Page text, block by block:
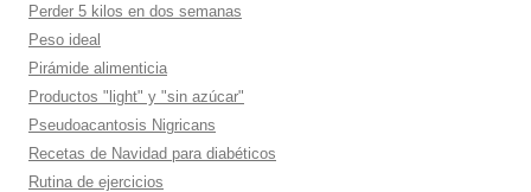
Perder 5 kilos en dos semanas
Peso ideal
Pirámide alimenticia
Productos "light" y "sin azúcar"
Pseudoacantosis Nigricans
Recetas de Navidad para diabéticos
Rutina de ejercicios